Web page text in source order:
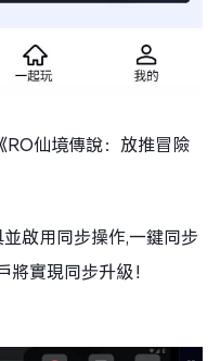
RO仙境傳說：放推冒險
啟用同步操作,一鍵同步
實現同步升級！